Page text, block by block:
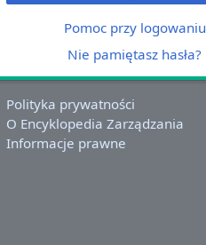
Pomoc przy logowaniu
Nie pamiętasz hasła?
Polityka prywatności
O Encyklopedia Zarządzania
Informacje prawne